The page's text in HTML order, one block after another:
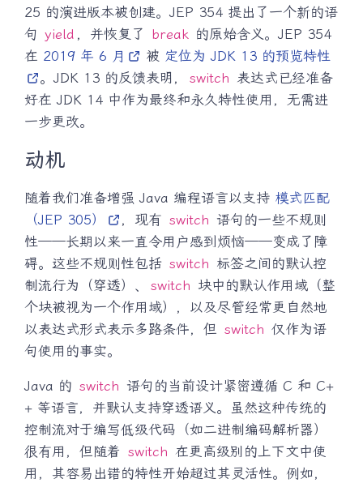
25 的演进版本被创建。JEP 354 提出了一个新的语
句 yield ，并恢复了 break 的原始含义。JEP 354
在 2019 年 6 月 被 定位为 JDK 13 的预览特性
。JDK 13 的反馈表明，
switch 表达式已经准备
好在 JDK 14 中作为最终和永久特性使用，无需进
一步更改。
动机
随着我们准备增强 Java 编程语言以支持 模式匹配
（JEP 305）
，现有 switch 语句的一些不规则
性——长期以来一直令用户感到烦恼——变成了障
碍。这些不规则性包括 switch 标签之间的默认控
制流行为（穿透）、
switch 块中的默认作用域（整
个块被视为一个作用域），以及尽管经常更自然地
以表达式形式表示多路条件，但 switch 仅作为语
句使用的事实。
Java 的 switch 语句的当前设计紧密遵循 C 和 C+
+ 等语言，并默认支持穿透语义。虽然这种传统的
控制流对于编写低级代码（如二进制编码解析器）
很有用，但随着 switch 在更高级别的上下文中使
用，其容易出错的特性开始超过其灵活性。例如，